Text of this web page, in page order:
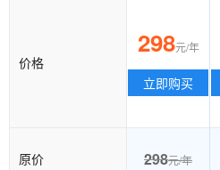
价格
298元/年
立即购买
原价 298元/年